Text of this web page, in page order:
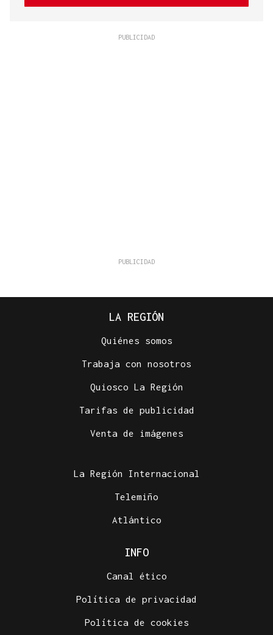
LA REGIÓN
Quiénes somos
Trabaja con nosotros
Quiosco La Región
Tarifas de publicidad
Venta de imágenes
La Región Internacional
Telemiño
Atlántico
INFO
Canal ético
Política de privacidad
Política de cookies